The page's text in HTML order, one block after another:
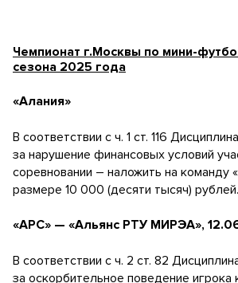
Чемпионат г.Москвы по мини-
сезона 2025 года
«Алания»
В соответствии с ч. 1 ст. 116
за нарушение финансовых условий
соревновании – наложить на команду
размере 10 000 (десяти тысяч) рублей.
«АРС» — «Альянс РТУ МИРЭА»,
В соответствии с ч. 2 ст. 82
за оскорбительное поведение